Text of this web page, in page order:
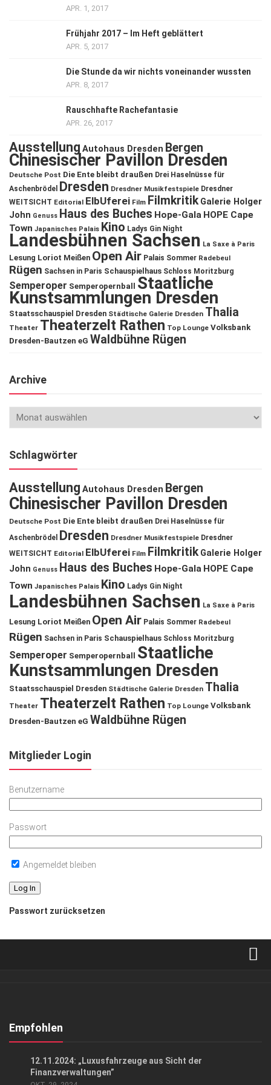
APR. 1, 2017
Frühjahr 2017 – Im Heft geblättert
APR. 5, 2017
Die Stunde da wir nichts voneinander wussten
APR. 8, 2017
Rauschhafte Rachefantasie
APR. 26, 2017
Ausstellung Autohaus Dresden Bergen
Chinesischer Pavillon Dresden
Deutsche Post Die Ente bleibt draußen Drei Haselnüsse für
Aschenbrödel
Dresden Dresdner Musikfestspiele Dresdner
WEITSICHT Editorial ElbUferei Film Filmkritik Galerie Holger
John Genuss Haus des Buches Hope-Gala HOPE Cape
Town Japanisches Palais Kino Ladys Gin Night
Landesbühnen Sachsen La Saxe à Paris
Lesung Loriot Meißen Open Air Palais Sommer Radebeul
Rügen Sachsen in Paris Schauspielhaus Schloss Moritzburg
Semperoper Semperopernball Staatliche
Kunstsammlungen Dresden
Staatsschauspiel Dresden Städtische Galerie Dresden Thalia
Theater Theaterzelt Rathen Top Lounge Volksbank
Dresden-Bautzen eG Waldbühne Rügen
Archive
Schlagwörter
Ausstellung Autohaus Dresden Bergen
Chinesischer Pavillon Dresden
Deutsche Post Die Ente bleibt draußen Drei Haselnüsse für
Aschenbrödel
Dresden Dresdner Musikfestspiele Dresdner
WEITSICHT Editorial ElbUferei Film Filmkritik Galerie Holger
John Genuss Haus des Buches Hope-Gala HOPE Cape
Town Japanisches Palais Kino Ladys Gin Night
Landesbühnen Sachsen La Saxe à Paris
Lesung Loriot Meißen Open Air Palais Sommer Radebeul
Rügen Sachsen in Paris Schauspielhaus Schloss Moritzburg
Semperoper Semperopernball
Staatliche
Kunstsammlungen Dresden
Staatsschauspiel Dresden Städtische Galerie Dresden Thalia
Theater Theaterzelt Rathen Top Lounge Volksbank
Dresden-Bautzen eG Waldbühne Rügen
Mitglieder Login
Benutzername
Passwort
Angemeldet bleiben
Passwort zurücksetzen
Kontakt, Impressum
Empfohlen
12.11.2024: „Luxusfahrzeuge aus Sicht der
Finanzverwaltungen”